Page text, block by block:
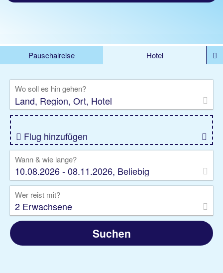
Pauschalreise
Hotel
Kreuzfahrten
Rundreisen
Privattransfer
Zusatzleistungen
Wo soll es hin gehen?
Flug hinzufügen
Wann & wie lange?
10.08.2026 - 08.11.2026, Beliebig
Wer reist mit?
2 Erwachsene
Suchen